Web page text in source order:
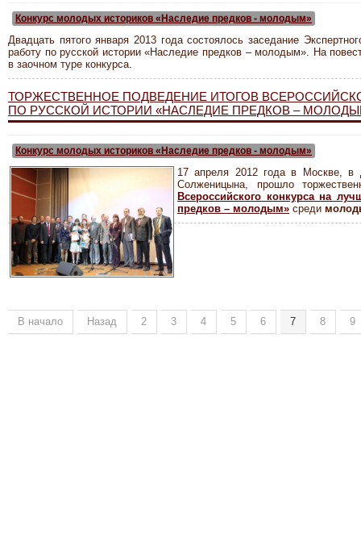
Конкурс молодых историков «Наследие предков - молодым»
Двадцать пятого января 2013 года состоялось заседание
работу по русской истории «Наследие предков – молодым». На
в заочном туре конкурса.
ТОРЖЕСТВЕННОЕ ПОДВЕДЕНИЕ ИТОГОВ
ПО РУССКОЙ ИСТОРИИ «НАСЛЕДИЕ ПРЕДКОВ –
Конкурс молодых историков «Наследие предков - молодым»
17 апреля 2012 года в Москве, в
Солженицына, прошло
Всероссийского конкурса на
предков – молодым» среди
В начало Назад 2 3 4 5 6 7 8 9